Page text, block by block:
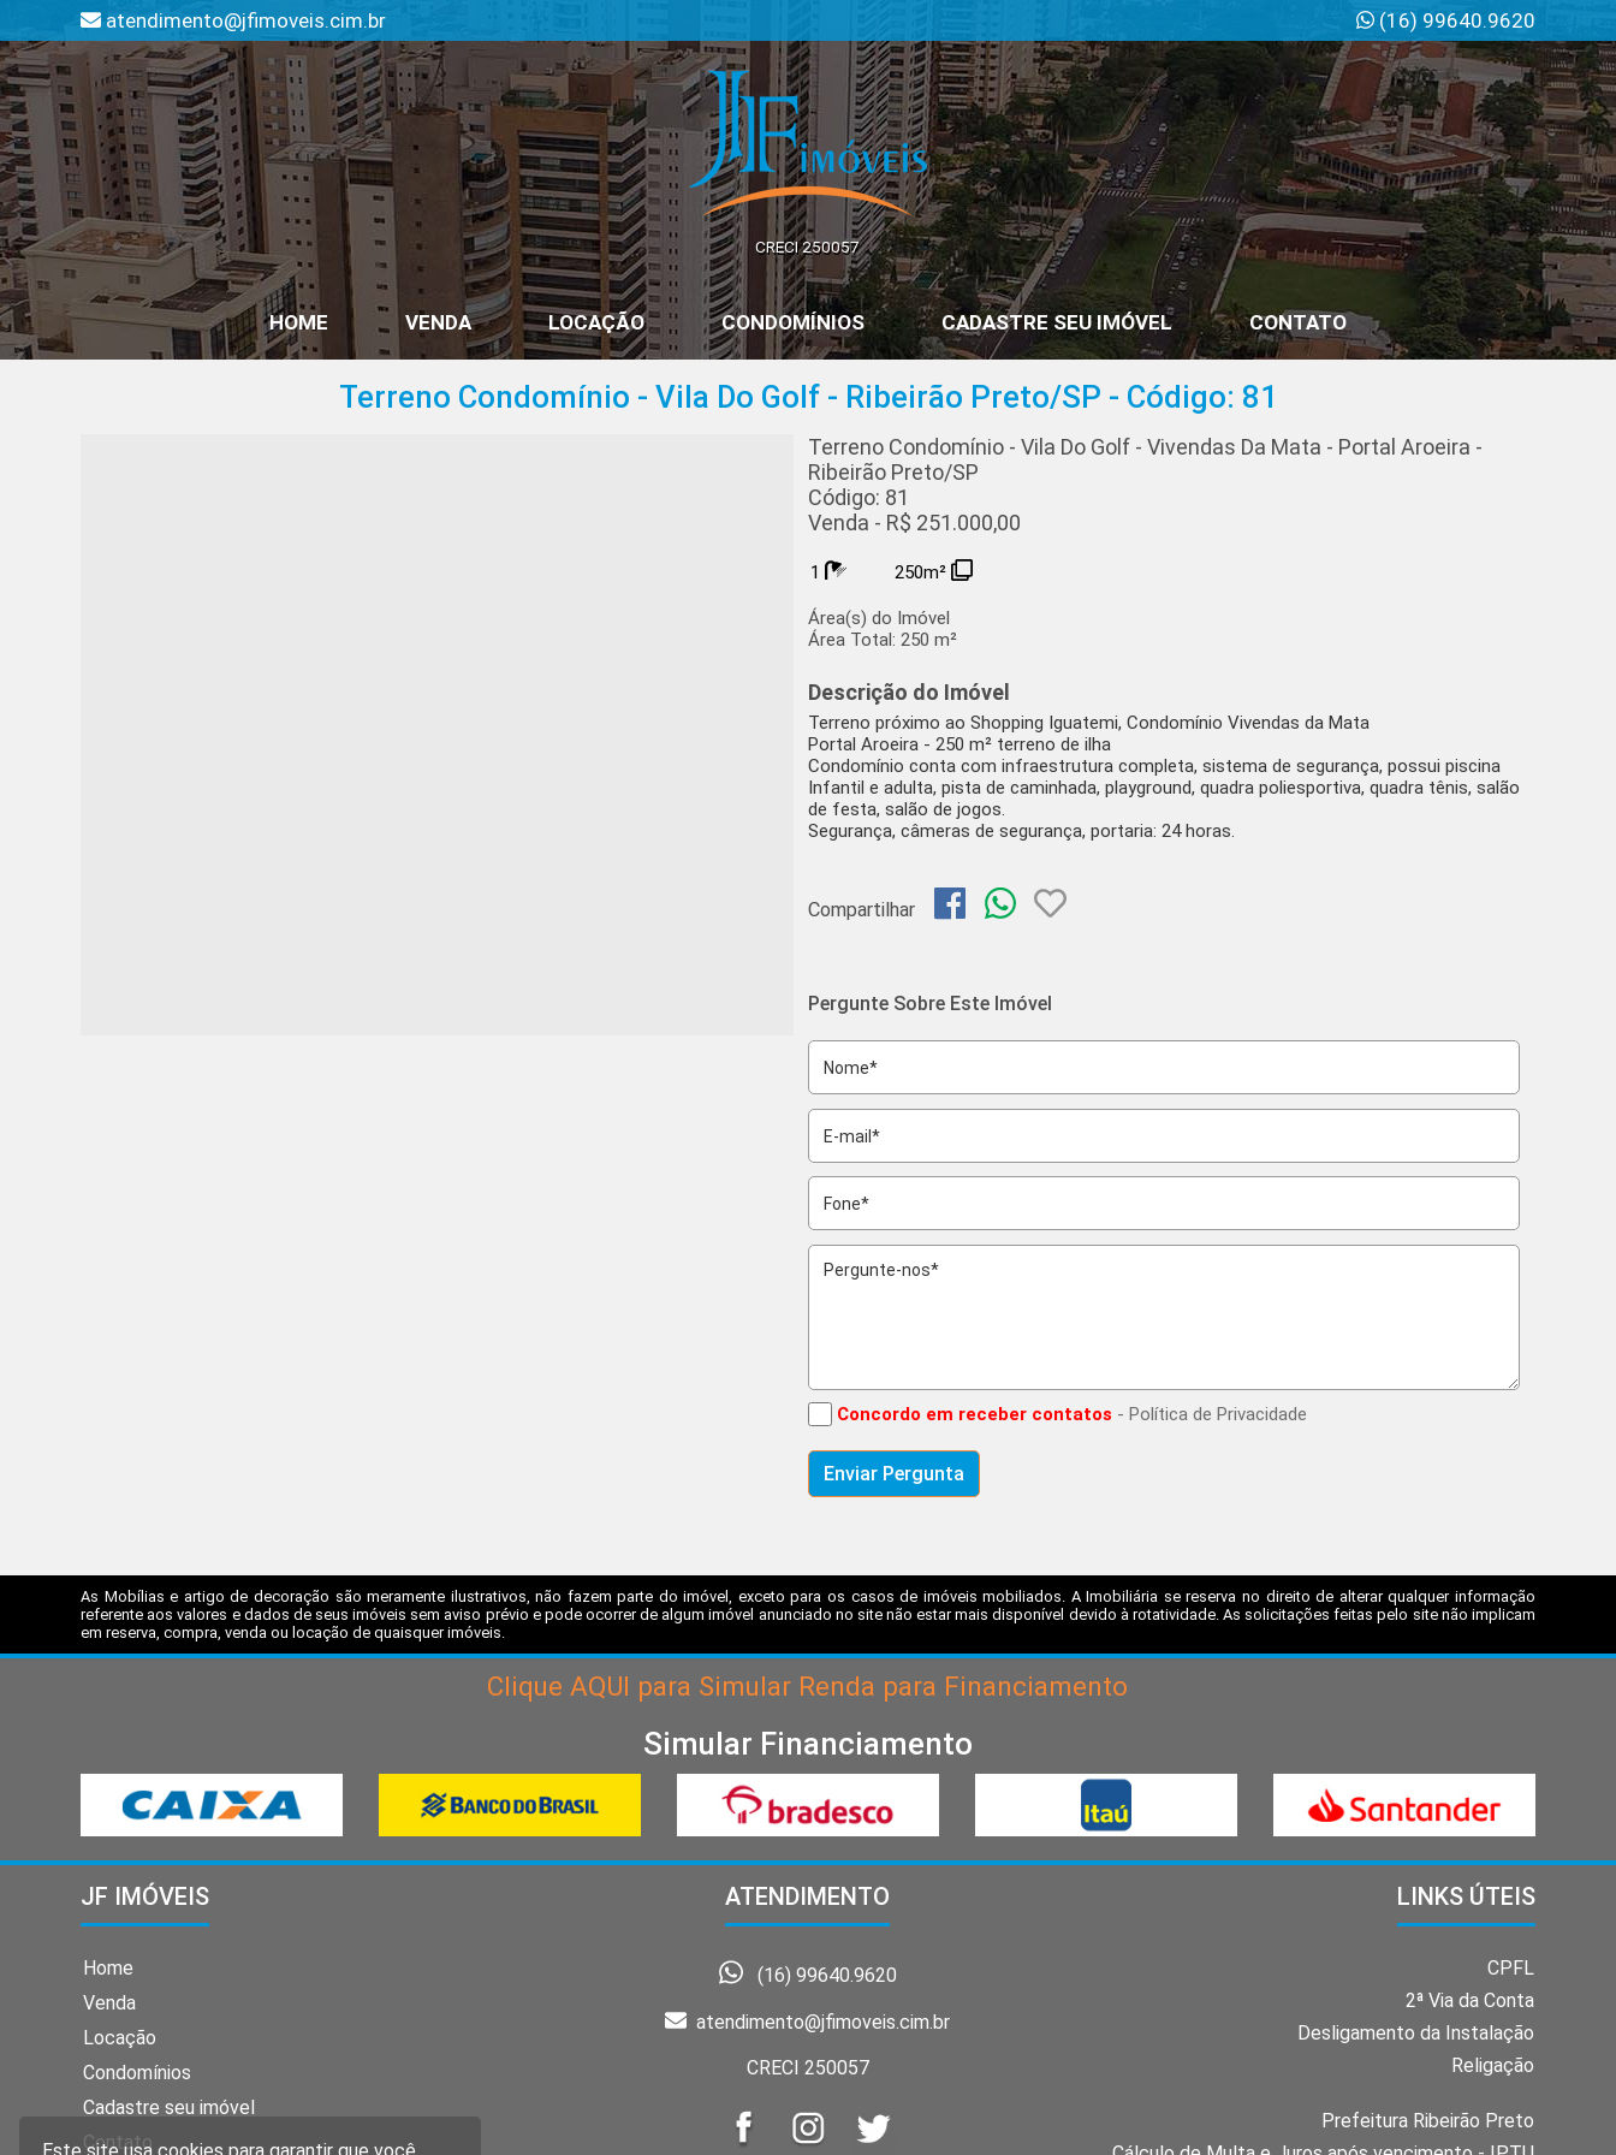
atendimento@jfimoveis.cim.br (16) 99640.9620
JF Imóveis | Imobiliária em Ribeirão Preto | SP
CRECI 250057
HOME VENDA LOCAÇÃO CONDOMÍNIOS CADASTRE SEU IMÓVEL CONTATO
Terreno Condomínio - Vila Do Golf - Ribeirão Preto/SP - Código: 81
Terreno Condomínio - Vila Do Golf - Vivendas Da Mata - Portal Aroeira -
Ribeirão Preto/SP
Código: 81
Venda - R$ 251.000,00
1 250m²
Área(s) do Imóvel
Área Total: 250 m²
Descrição do Imóvel
Terreno próximo ao Shopping Iguatemi, Condomínio Vivendas da Mata
Portal Aroeira - 250 m² terreno de ilha
Condomínio conta com infraestrutura completa, sistema de segurança, possui piscina
Infantil e adulta, pista de caminhada, playground, quadra poliesportiva, quadra tênis, salão
de festa, salão de jogos.
Segurança, câmeras de segurança, portaria: 24 horas.
Compartilhar
Pergunte Sobre Este Imóvel
Concordo em receber contatos - Política de Privacidade
As Mobílias e artigo de decoração são meramente ilustrativos, não fazem parte do imóvel, exceto para os casos de imóveis mobiliados. A Imobiliária se reserva no direito de alterar qualquer informação
referente aos valores e dados de seus imóveis sem aviso prévio e pode ocorrer de algum imóvel anunciado no site não estar mais disponível devido à rotatividade. As solicitações feitas pelo site não implicam
em reserva, compra, venda ou locação de quaisquer imóveis.
Clique AQUI para Simular Renda para Financiamento
Simular Financiamento
JF IMÓVEIS
Home
Venda
Locação
Condomínios
Cadastre seu imóvel
Contato
ATENDIMENTO
(16) 99640.9620
atendimento@jfimoveis.cim.br
CRECI 250057
LINKS ÚTEIS
CPFL
2ª Via da Conta
Desligamento da Instalação
Religação
Prefeitura Ribeirão Preto